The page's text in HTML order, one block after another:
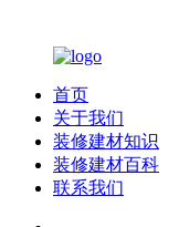
首页
关于我们
装修建材知识
装修建材百科
联系我们